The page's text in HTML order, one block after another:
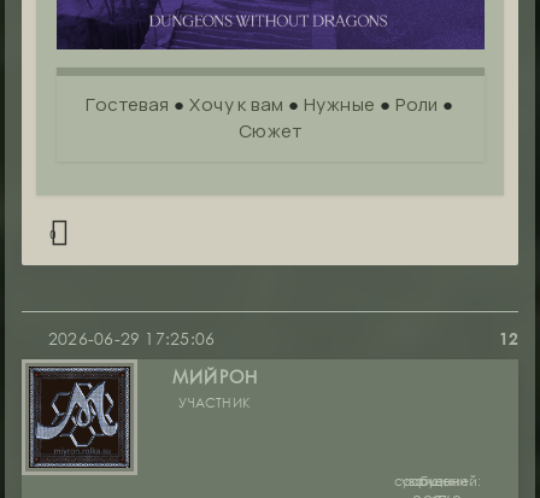
Гостевая ●Хочу к вам ● Нужные ● Роли ●
Сюжет
0
12
2026-06-29 17:25:06
МИЙРОН
УЧАСТНИК
руны:
сообщений:
уважение: